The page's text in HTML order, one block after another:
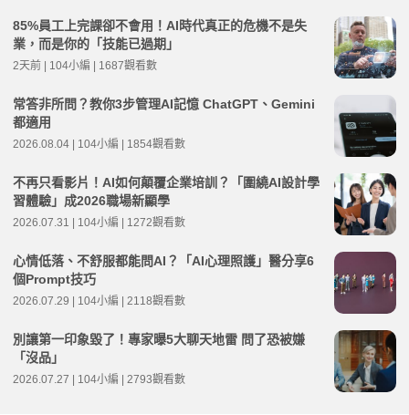
85%員工上完課卻不會用！AI時代真正的危機不是失
業，而是你的「技能已過期」
2天前 | 104小編 | 1687觀看數
常答非所問？教你3步管理AI記憶 ChatGPT、Gemini
都適用
2026.08.04 | 104小編 | 1854觀看數
不再只看影片！AI如何顛覆企業培訓？「圍繞AI設計學
習體驗」成2026職場新顯學
2026.07.31 | 104小編 | 1272觀看數
心情低落、不舒服都能問AI？「AI心理照護」醫分享6
個Prompt技巧
2026.07.29 | 104小編 | 2118觀看數
別讓第一印象毀了！專家曝5大聊天地雷 問了恐被嫌
「沒品」
2026.07.27 | 104小編 | 2793觀看數